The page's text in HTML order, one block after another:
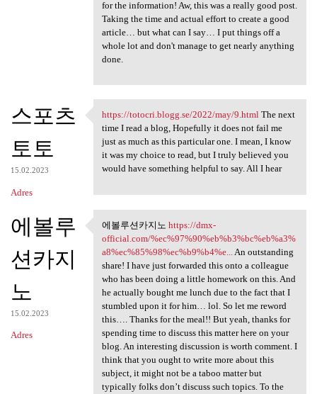
for the information! Aw, this was a really good post.
Taking the time and actual effort to create a good
article… but what can I say… I put things off a
whole lot and don't manage to get nearly anything
done.
스포츠
토토
15.02.2023
Adres
https://totocri.blogg.se/2022
https://totocri.blogg.se/2022/may/9.htmlThe next
time I read a blog, Hopefully it does not fail me
just as much as this particular one. I mean, I know
it was my choice to read, but I truly believed you
would have something helpful to say. All I hear
에볼루
션카지
노
15.02.2023
Adres
에볼루션카지노 https://dmx-official
에볼루션카지노 https://dmx-
official.com/%ec%97%90%eb%b3%bc%eb%a3%
a8%ec%85%98%ec%b9%b4%e...An outstanding
share! I have just forwarded this onto a colleague
who has been doing a little homework on this. And
he actually bought me lunch due to the fact that I
stumbled upon it for him… lol. So let me reword
this…. Thanks for the meal!! But yeah, thanks for
spending time to discuss this matter here on your
blog. An interesting discussion is worth comment. I
think that you ought to write more about this
subject, it might not be a taboo matter but
typically folks don’t discuss such topics. To the